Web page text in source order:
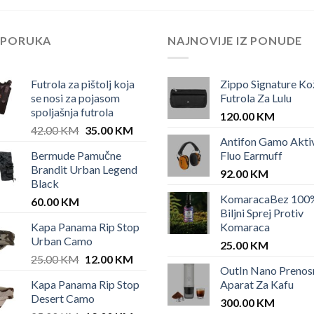
Futrola za pištolj koja
se nosi za pojasom
spoljašnja futrola
42.00KM Original
was:
42.00 KM.
35.00 KMCurrent
35.00 KM.
Bermude Pamučne
Brandit Urban Legend
Black
60.00 KM
Kapa Panama Rip Stop
Urban Camo
25.00KM Original
was:
25.00 KM.
12.00 KMCurrent
is:
12.00 KM.
Kapa Panama Rip Stop
Desert Camo
NAJNOVIJE IZ PONUDE
Zippo Signature
Futrola Za Lulu
120.00 KM
Antifon Gamo
Fluo Earmuff
92.00 KM
KomaracaBez
Biljni Sprej Protiv
Komaraca
25.00 KM
OutIn Nano
Aparat Za Kafu
300.00 KM